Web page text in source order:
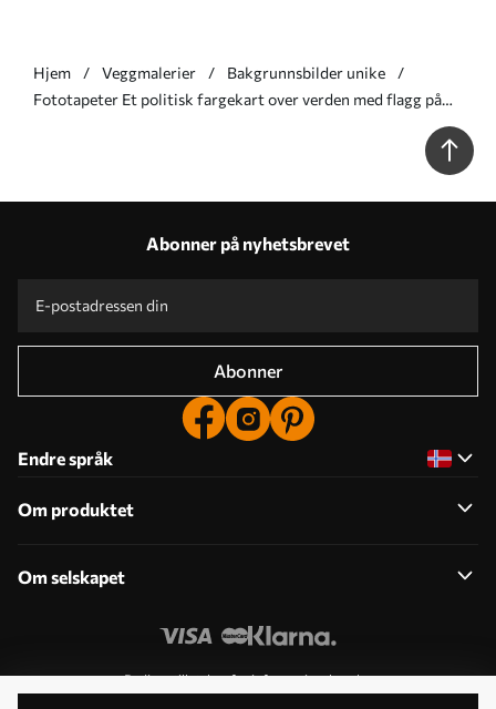
Hjem Veggmalerier
Bakgrunnsbilder unike
Fototapeter Et politisk fargekart over verden med flagg på
Abonner på nyhetsbrevet
Abonner
Endre språk
Om produktet
Om selskapet
Rediger tillatelser for informasjonskapsler